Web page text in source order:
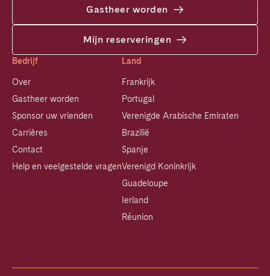
Gastheer worden
Mijn reserveringen
Bedrijf
Over
Gastheer worden
Sponsor uw vrienden
Carrières
Contact
Help en veelgestelde vragen
Land
Frankrijk
Portugal
Verenigde Arabische Emiraten
Brazilië
Spanje
Verenigd Koninkrijk
Guadeloupe
Ierland
Réunion